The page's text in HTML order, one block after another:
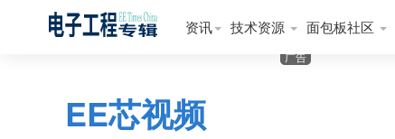
资讯 技术资源 面包板社区
EE芯视频
广告